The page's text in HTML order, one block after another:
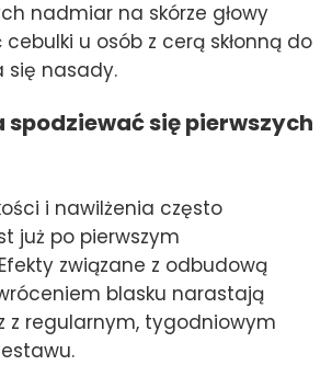
nadmiar na skórze głowy
u osób z cerą skłonną do
się nasady.
spodziewać się pierwszych
i nawilżenia często
już po pierwszym
związane z odbudową
blasku narastają
z regularnym, tygodniowym